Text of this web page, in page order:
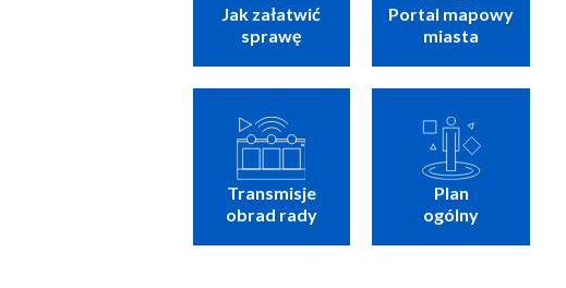
Jak załatwić
sprawę
Portal mapowy
miasta
Transmisje
obrad rady
Plan
ogólny